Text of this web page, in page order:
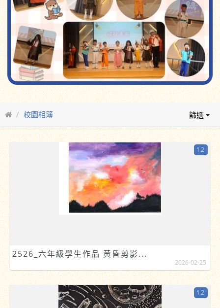
校園相簿 篩選
2526_六年級學生作品 黃昏剪影...
12
2026-02-25
12